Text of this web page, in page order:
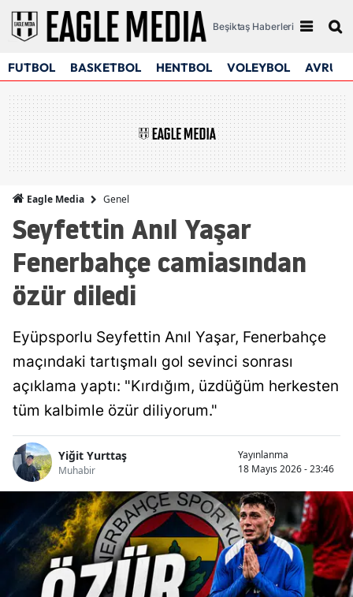
Beşiktaş Haberleri
FUTBOL BASKETBOL HENTBOL VOLEYBOL
Eagle Media Genel
Seyfettin Anıl Yaşar
Fenerbahçe camiasından
özür diledi
Eyüpsporlu Seyfettin Anıl Yaşar, Fenerbahçe
maçındaki tartışmalı gol sevinci sonrası
açıklama yaptı: "Kırdığım, üzdüğüm herkesten
tüm kalbimle özür diliyorum."
Yiğit Yurttaş
Muhabir
Yayınlanma
18 Mayıs 2026 - 23:46